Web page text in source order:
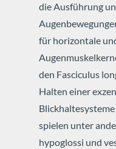
die Ausführung
für horizontale
den Fasciculus
Halten einer
spielen unter
hypoglossi und